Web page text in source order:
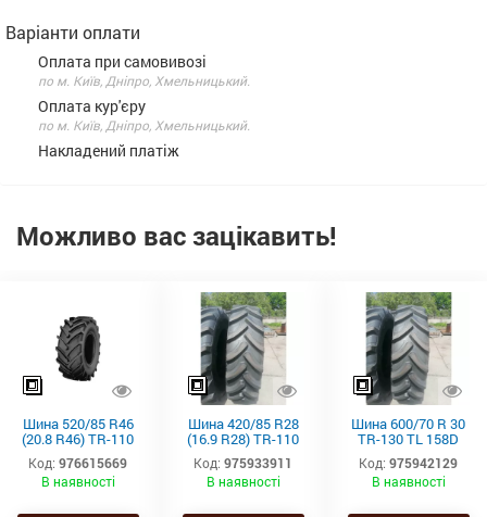
Варіанти оплати
Оплата при самовивозі
по м. Київ, Дніпро, Хмельницький.
Оплата кур'єру
по м. Київ, Дніпро, Хмельницький.
Накладений платіж
Можливо вас зацікавить!
Шина 520/85 R46
(20.8 R46) TR-110
TL 158A8/155B
Starmaxx
Код: 976615669
В наявності
Шина 420/85 R28
(16.9 R28) TR-110
TL 139A8/136B
Starmaxx
Код: 975933911
В наявності
Шина 600/70 R 30
TR-130 TL 158D
Starmaxx
Код: 975942129
В наявності